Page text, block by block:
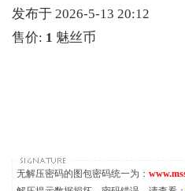
发布于 2026-5-13 20:12
售价: 1 魅丝币
无解压密码的图包密码统一为：